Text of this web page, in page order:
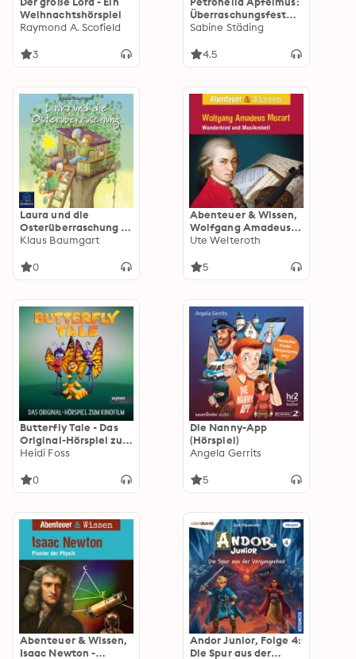
Weihnachtshörspiel
Raymond A. Scofield
3
Überraschungsfest
für Lucius
Sabine Städing
4.5
Laura und die
Osterüberraschung -
Lauras Stern -
Klaus Baumgart
0
Abenteuer & Wissen,
Wolfgang Amadeus
Mozart - Wunderkind
Ute Welteroth
5
Butterfly Tale - Das
Original-Hörspiel zum
Kinofilm
Heidi Foss
0
Die Nanny-App
(Hörspiel)
Angela Gerrits
5
Abenteuer & Wissen,
Isaac Newton -
Andor Junior, Folge 4:
Die Spur aus der